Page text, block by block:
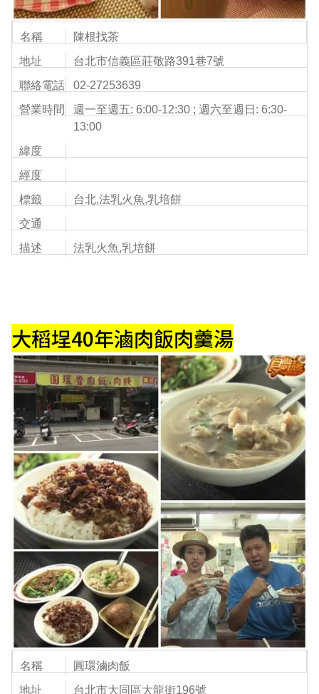
名稱
陳根找茶
地址
台北市信義區莊敬路391巷7號
聯絡電話
02-27253639
營業時間
週一至週五: 6:00-12:30 ; 週六至週日: 6:30-
13:00
緯度
經度
標籤
台北,法乳火魚,乳培餅
交通
描述
法乳火魚,乳培餅
大稻埕40年滷肉飯肉羹湯
名稱
圓環滷肉飯
地址
台北市大同區大龍街196號